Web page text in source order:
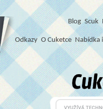
Blog Scuk
Odkazy O Cuketce Nabídka